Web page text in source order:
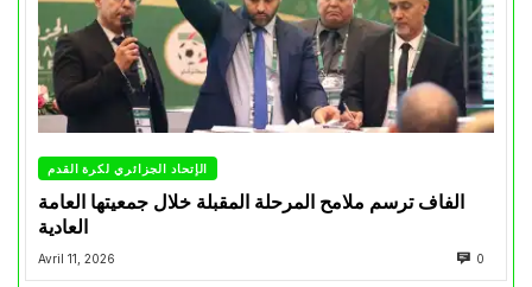
الإتحاد الجزائري لكرة القدم
الفاف ترسم ملامح المرحلة المقبلة خلال جمعيتها العامة
العادية
Avril 11, 2026 0